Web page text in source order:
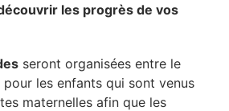
les progrès de vos
seront organisées entre le
les enfants qui sont venus
maternelles afin que les